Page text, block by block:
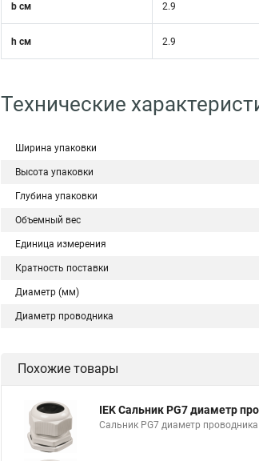
b см 2.9
h см 2.9
Технические
Ширина упаковки
Высота упаковки
Глубина упаковки
Объемный вес
Единица измерения
Кратность поставки
Диаметр (мм)
Диаметр проводника
Похожие товары
IEK Сальник PG7 диаметр
Сальник PG7 диаметр